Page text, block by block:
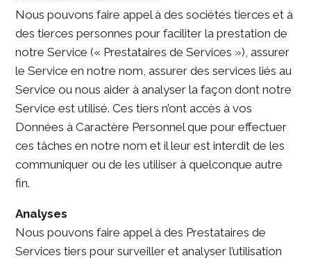
Nous pouvons faire appel à des sociétés tierces et à
des tierces personnes pour faciliter la prestation de
notre Service (« Prestataires de Services »), assurer
le Service en notre nom, assurer des services liés au
Service ou nous aider à analyser la façon dont notre
Service est utilisé. Ces tiers n’ont accès à vos
Données à Caractère Personnel que pour effectuer
ces tâches en notre nom et il leur est interdit de les
communiquer ou de les utiliser à quelconque autre
fin.
Analyses
Nous pouvons faire appel à des Prestataires de
Services tiers pour surveiller et analyser l’utilisation